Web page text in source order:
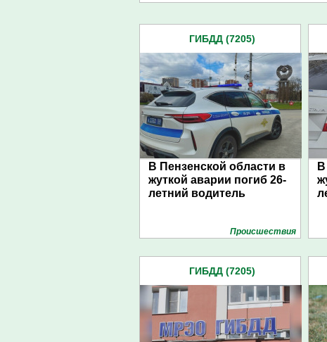
ГИБДД (7205)
В Пензенской области в
жуткой аварии погиб 26-
летний водитель
Проиcшествия
ГИБДД (7205)